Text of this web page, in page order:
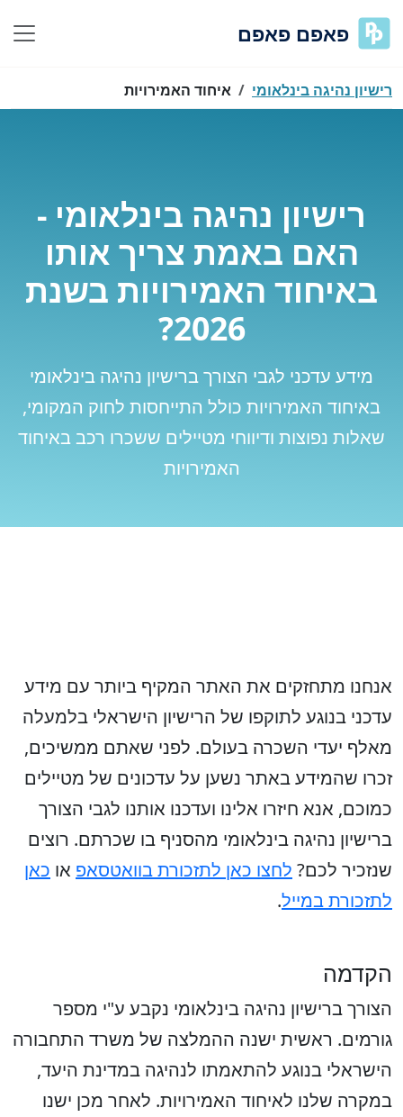
פאפם פאפם
רישיון נהיגה בינלאומי איחוד האמירויות
רישיון נהיגה בינלאומי -
האם באמת צריך אותו
באיחוד האמירויות בשנת
2026?
מידע עדכני לגבי הצורך ברישיון נהיגה בינלאומי
באיחוד האמירויות כולל התייחסות לחוק המקומי,
שאלות נפוצות ודיווחי מטיילים ששכרו רכב באיחוד
האמירויות
אנחנו מתחזקים את האתר המקיף ביותר עם מידע
עדכני בנוגע לתוקפו של הרישיון הישראלי בלמעלה
מאלף יעדי השכרה בעולם. לפני שאתם ממשיכים,
זכרו שהמידע באתר נשען על עדכונים של מטיילים
כמוכם, אנא חיזרו אלינו ועדכנו אותנו לגבי הצורך
ברישיון נהיגה בינלאומי מהסניף בו שכרתם. רוצים
שנזכיר לכם? לחצו כאן לתזכורת בוואטסאפ או כאן
לתזכורת במייל.
הקדמה
הצורך ברישיון נהיגה בינלאומי נקבע ע"י מספר
גורמים. ראשית ישנה ההמלצה של משרד התחבורה
הישראלי בנוגע להתאמתו לנהיגה במדינת היעד,
במקרה שלנו לאיחוד האמירויות. לאחר מכן ישנו